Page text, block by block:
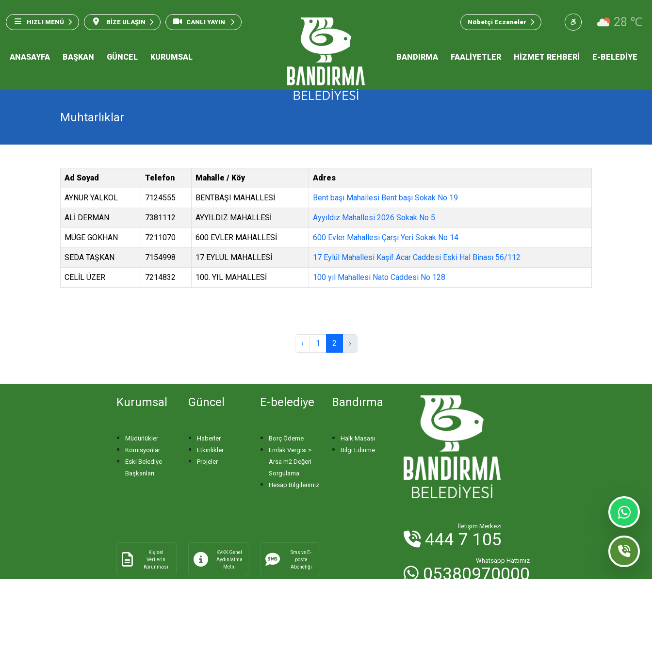
HIZLI MENÜ BİZE ULAŞIN CANLI YAYIN Nöbetçi Eczaneler 28 ℃
ANASAYFA BAŞKAN GÜNCEL KURUMSAL
2026 Performans Programı
BANDIRMA FAALİYETLER HİZMET REHBERİ E-BELEDİYE
Muhtarlıklar
Ad Soyad Telefon Mahalle / Köy Adres
AYNUR YALKOL 7124555 BENTBAŞI MAHALLESİ Bent başı Mahallesi Bent başı Sokak No 19
ALİ DERMAN 7381112 AYYILDIZ MAHALLESİ Ayyıldız Mahallesi 2026 Sokak No 5
MÜGE GÖKHAN 7211070 600 EVLER MAHALLESİ 600 Evler Mahallesi Çarşı Yeri Sokak No 14
SEDA TAŞKAN 7154998 17 EYLÜL MAHALLESİ 17 Eylül Mahallesi Kaşif Acar Caddesi Eski Hal Binası 56/112
CELİL ÜZER 7214832 100. YIL MAHALLESİ 100 yıl Mahallesi Nato Caddesi No 128
‹ 1 2 ›
Kurumsal
Müdürlükler
Komisyonlar
Eski Belediye
Başkanları
Güncel
Haberler
Etkinlikler
Projeler
E-belediye
Borç Ödeme
Emlak Vergisi >
Arsa m2 Değeri
Sorgulama
Hesap Bilgilerimiz
Bandırma
Halk Masası
Bilgi Edinme
Kişisel
Verilerin
Korunması
KVKK Genel
Aydınlatma
Metni
Sms ve E-
posta
Aboneliği
İletişim Merkezi
444 7 105
Whatsapp Hattımız
05380970000